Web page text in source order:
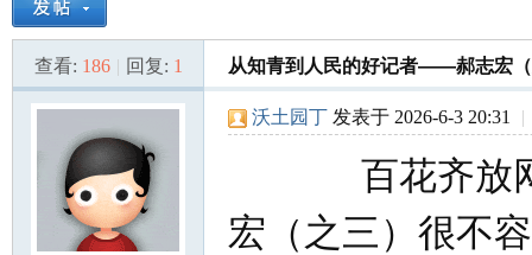
» › › ›
查看: 186 | 回复: 1 从知青到人民的好记者——郝志宏
沃土园丁 发表于 2026-6-3 20:31 |
百花齐放网 ||
宏（之三）很不